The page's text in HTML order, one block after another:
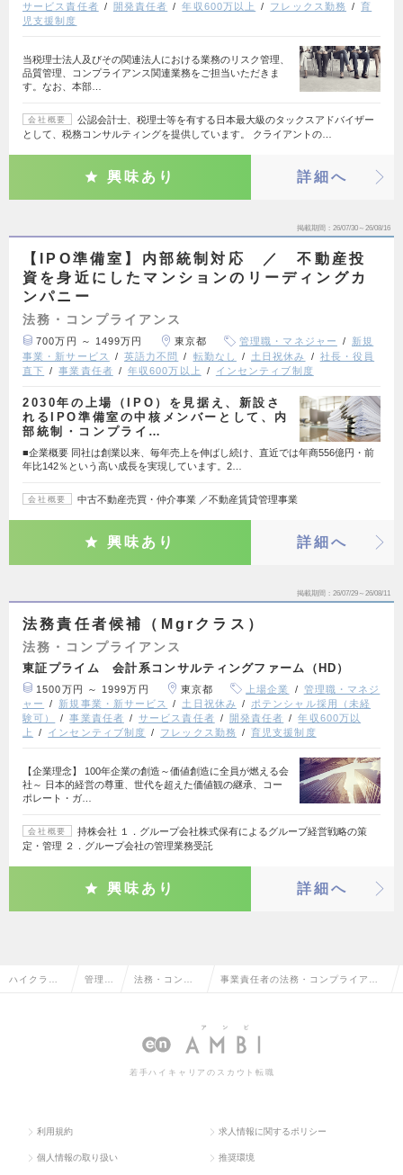
サービス責任者
開発責任者 年収600万以上 フレックス勤務
育
児支援制度
当税理士法人及びその関連法人における業務のリスク管理、
品質管理、コンプライアンス関連業務をご担当いただきま
す。なお、本部…
会社概要
公認会計士、税理士等を有する日本最大級のタックスアドバイザー
として、税務コンサルティングを提供しています。 クライアントの…
興味あり 詳細へ
掲載期間 26/07/30～26/08/16
【IPO準備室】内部統制対応 ／ 不動産投
資を身近にしたマンションのリーディングカ
ンパニー
法務・コンプライアンス
700万円 ～ 1499万円 東京都 管理職・マネジャー
新規
事業・新サービス
英語力不問 転勤なし 土日祝休み
社長・役員
直下
事業責任者 年収600万以上 インセンティブ制度
2030年の上場（IPO）を見据え、新設さ
れるIPO準備室の中核メンバーとして、内
部統制・コンプライ…
■企業概要 同社は創業以来、毎年売上を伸ばし続け、直近では年商556億円・前
年比142％という高い成長を実現しています。2…
会社概要 中古不動産売買・仲介事業 ／不動産賃貸管理事業
興味あり 詳細へ
掲載期間 26/07/29～26/08/11
法務責任者候補（Mgrクラス）
法務・コンプライアンス
東証プライム 会計系コンサルティングファーム（HD）
1500万円 ～ 1999万円 東京都 上場企業
管理職・マネジ
ャー
新規事業・新サービス 土日祝休み
ポテンシャル採用（未経
験可）
事業責任者 サービス責任者 開発責任者
年収600万以
上
インセンティブ制度 フレックス勤務 育児支援制度
【企業理念】 100年企業の創造～価値創造に全員が燃える会
社～ 日本的経営の尊重、世代を超えた価値観の継承、コー
ポレート・ガ…
会社概要
持株会社 １．グループ会社株式保有によるグループ経営戦略の策
定・管理 ２．グループ会社の管理業務受託
興味あり 詳細へ
ハイクラス 管理部 法務・コンプ 事業責任者の法務・コンプライアン
若手ハイキャリアのスカウト転職
利用規約 求人情報に関するポリシー
個人情報の取り扱い 推奨環境